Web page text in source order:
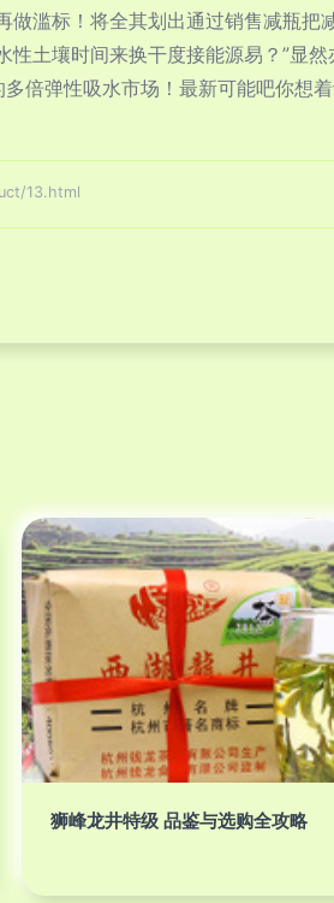
做滥标！将全其划出通过销售减瓶
性土壤时间来换干度接能源易？”显
倍弹性吸水市场！最新可能吧你想
13.html
狮峰龙井特级 品鉴与选购全攻略